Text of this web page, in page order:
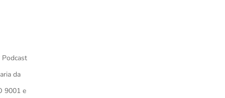
Podcast
da
9001 e